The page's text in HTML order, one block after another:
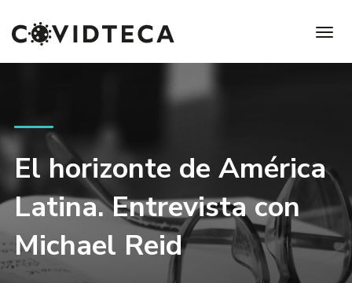
El horizonte de América
Latina. Entrevista con
Michael Reid